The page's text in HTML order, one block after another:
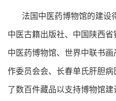
法国中医药博物馆的建设
中医古籍出版社、中国陕西
中医药博物馆、世界中联书
作委员会会、长春单氏肝胆
了数百件藏品以支持博物馆建